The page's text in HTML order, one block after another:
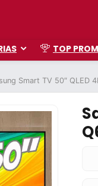
TOP
Smart TV 50″ QLED